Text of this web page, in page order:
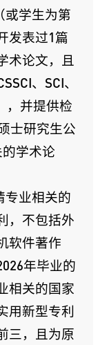
或学生为第
发表过1篇
术论文，且
、SCI、
，并提供检
士研究生公
学术论
专业相关的
，不包括外
软件著作
年毕业的
相关的国家
用新型专利
三，且为原